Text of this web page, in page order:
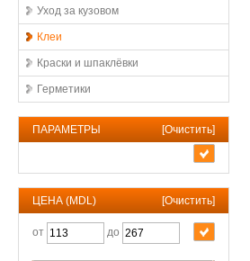
Уход за кузовом
Клеи
Краски и шпаклёвки
Герметики
ПАРАМЕТРЫ [Очистить]
ЦЕНА (MDL) [Очистить]
от до